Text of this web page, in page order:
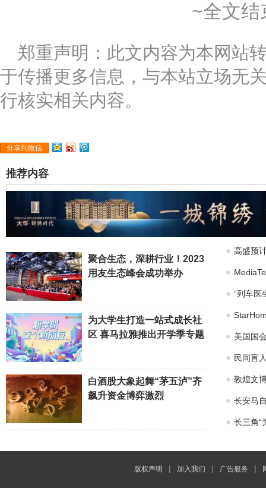
~全文结
郑重声明：此文内容为本网站
于传播更多信息，与本站立场无
行核实相关内容。
分享到微信
推荐内容
聚合生态，深耕行业！2023
用友生态峰会成功举办
为大学生打造一站式成长社
区 喜马拉雅推出开学季专题
白酒股大象起舞“茅五泸”齐
飙升资金博弈激烈
高盛预
“列车医
美国国
民间盲
敦煌文
长安马
长三角“
版权声明 | 加入我们 | 广告服务 |